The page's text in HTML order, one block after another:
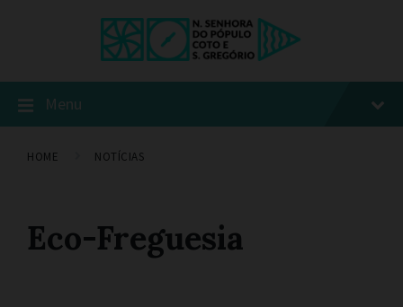
Menu
HOME NOTÍCIAS
Eco-Freguesia